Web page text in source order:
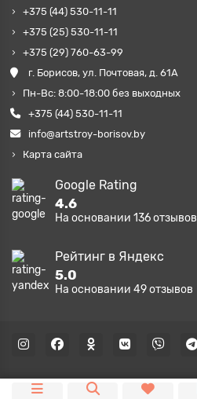
+375 (44) 530-11-11
+375 (25) 530-11-11
+375 (29) 760-63-99
г. Борисов, ул. Почтовая, д. 61А
Пн-Вс: 8:00-18:00 без выходных
+375 (44) 530-11-11
info@artstroy-borisov.by
Карта сайта
Google Rating
4.6
На основании 136отзывов
Рейтинг в Яндекс
5.0
На основании 49отзывов